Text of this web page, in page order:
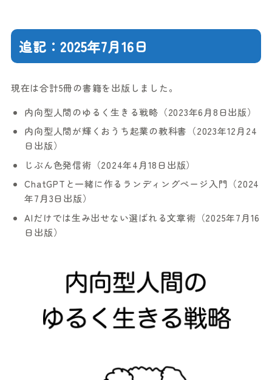
追記：2025年7月16日
現在は合計5冊の書籍を出版しました。
内向型人間のゆるく生きる戦略（2023年6月8日出版）
内向型人間が輝くおうち起業の教科書（2023年12月24
日出版）
じぶん色発信術（2024年4月18日出版）
ChatGPTと一緒に作るランディングページ入門（2024
年7月3日出版）
AIだけでは生み出せない選ばれる文章術（2025年7月16
日出版）